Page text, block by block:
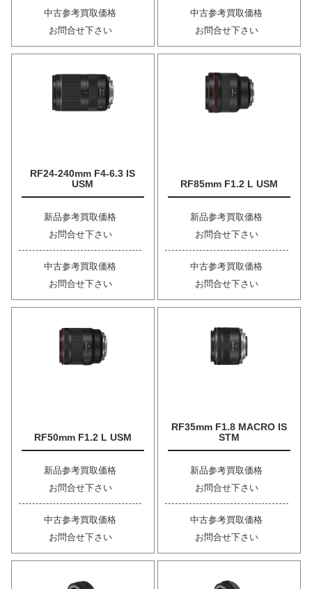
中古参考買取価格
お問合せ下さい
中古参考買取価格
お問合せ下さい
RF24-240mm F4-6.3 IS
USM
新品参考買取価格
お問合せ下さい
中古参考買取価格
お問合せ下さい
RF85mm F1.2 L USM
新品参考買取価格
お問合せ下さい
中古参考買取価格
お問合せ下さい
RF50mm F1.2 L USM
新品参考買取価格
お問合せ下さい
中古参考買取価格
お問合せ下さい
RF35mm F1.8 MACRO IS
STM
新品参考買取価格
お問合せ下さい
中古参考買取価格
お問合せ下さい